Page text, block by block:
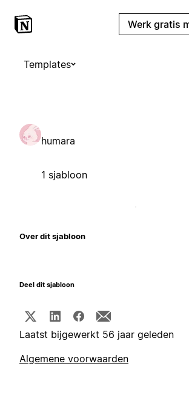
Werk gratis
Templates
humara
1 sjabloon
Over dit sjabloon
Deel dit sjabloon
Laatst bijgewerkt 56 jaar geleden
Algemene voorwaarden